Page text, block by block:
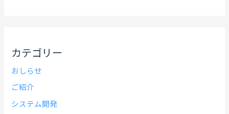
カテゴリー
おしらせ
ご紹介
システム開発